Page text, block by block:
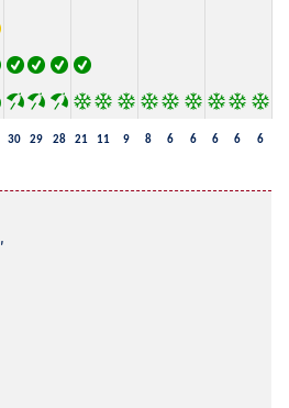
30 29 28 21 11 9 8 6 6 6 6 6